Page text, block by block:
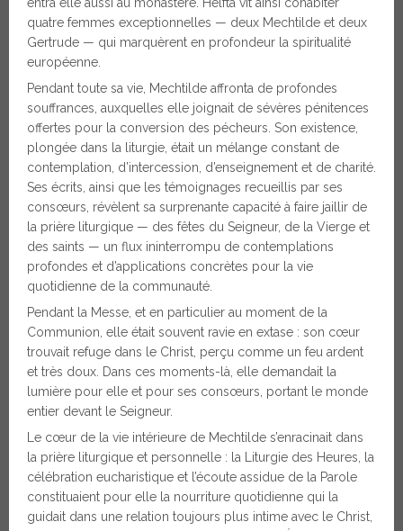
entra elle aussi au monastère. Helfta vit ainsi cohabiter
quatre femmes exceptionnelles — deux Mechtilde et deux
Gertrude — qui marquèrent en profondeur la spiritualité
européenne.
Pendant toute sa vie, Mechtilde affronta de profondes
souffrances, auxquelles elle joignait de sévères pénitences
offertes pour la conversion des pécheurs. Son existence,
plongée dans la liturgie, était un mélange constant de
contemplation, d’intercession, d’enseignement et de charité.
Ses écrits, ainsi que les témoignages recueillis par ses
consœurs, révèlent sa surprenante capacité à faire jaillir de
la prière liturgique — des fêtes du Seigneur, de la Vierge et
des saints — un flux ininterrompu de contemplations
profondes et d’applications concrètes pour la vie
quotidienne de la communauté.
Pendant la Messe, et en particulier au moment de la
Communion, elle était souvent ravie en extase : son cœur
trouvait refuge dans le Christ, perçu comme un feu ardent
et très doux. Dans ces moments-là, elle demandait la
lumière pour elle et pour ses consœurs, portant le monde
entier devant le Seigneur.
Le cœur de la vie intérieure de Mechtilde s’enracinait dans
la prière liturgique et personnelle : la Liturgie des Heures, la
célébration eucharistique et l’écoute assidue de la Parole
constituaient pour elle la nourriture quotidienne qui la
guidait dans une relation toujours plus intime avec le Christ,